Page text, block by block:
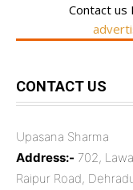
Contact us
CONTACT US
Upasana Sharma
Address:- 702,
Raipur Road,